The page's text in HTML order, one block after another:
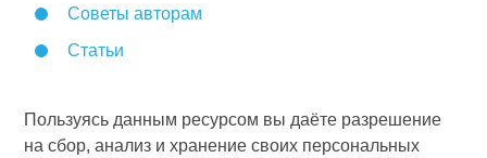
Советы авторам
Статьи
Пользуясь данным ресурсом вы даёте разрешение
на сбор, анализ и хранение своих персональных